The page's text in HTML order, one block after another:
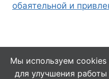
обаятельной и
© 2026
Мы используем cookies
для улучшения